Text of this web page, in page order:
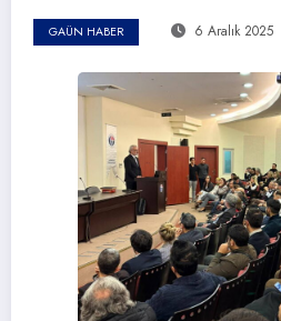
GAÜN HABER 6 Aralık 2025